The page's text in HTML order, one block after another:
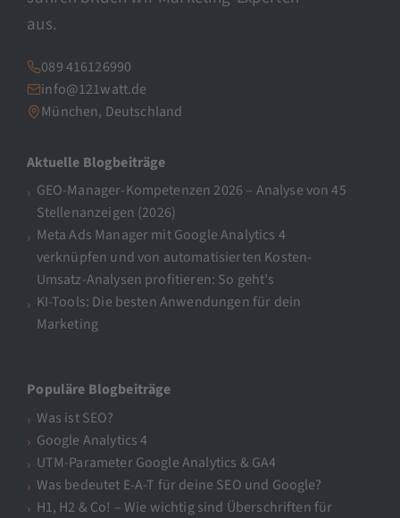
aus.
089 416126990
info@121watt.de
München, Deutschland
Aktuelle Blogbeiträge
GEO-Manager-Kompetenzen 2026 – Analyse von 45
Stellenanzeigen (2026)
Meta Ads Manager mit Google Analytics 4
verknüpfen und von automatisierten Kosten-
Umsatz-Analysen profitieren: So geht’s
KI-Tools: Die besten Anwendungen für dein
Marketing
Populäre Blogbeiträge
Was ist SEO?
Google Analytics 4
UTM-Parameter Google Analytics & GA4
Was bedeutet E-A-T für deine SEO und Google?
H1, H2 & Co! – Wie wichtig sind Überschriften für